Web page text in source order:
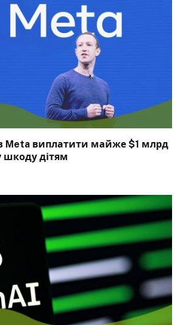
Meta виплатити майже $1 млрд
шкоду дітям